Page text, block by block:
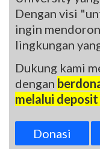
Dengan visi
ingin
lingkungan
Dukung kami
dengan
melalui
Donasi